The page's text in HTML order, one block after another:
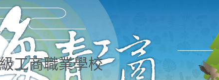
工商職業學校